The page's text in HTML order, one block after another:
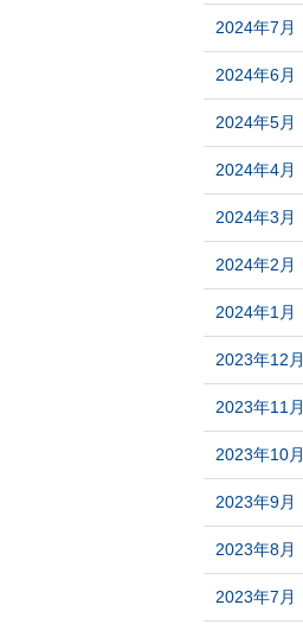
2024年7月
2024年6月
2024年5月
2024年4月
2024年3月
2024年2月
2024年1月
2023年12月
2023年11月
2023年10月
2023年9月
2023年8月
2023年7月